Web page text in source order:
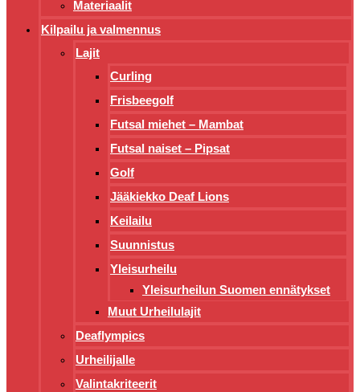
Materiaalit
Kilpailu ja valmennus
Lajit
Curling
Frisbeegolf
Futsal miehet – Mambat
Futsal naiset – Pipsat
Golf
Jääkiekko Deaf Lions
Keilailu
Suunnistus
Yleisurheilu
Yleisurheilun Suomen ennätykset
Muut Urheilulajit
Deaflympics
Urheilijalle
Valintakriteerit